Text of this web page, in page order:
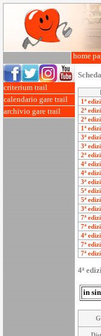
home
criterium trail
calendario gare trail
archivio gare trail
1ª
2ª
2ª
1ª
3ª
3ª
2ª
4ª
4ª
3ª
5ª
5ª
3ª
7ª
7ª
4ª
7ª
7ª
4ª
in